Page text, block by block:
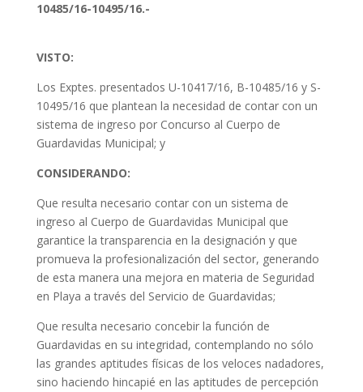
10485/16-10495/16.-
VISTO:
Los Exptes. presentados U-10417/16, B-10485/16 y S-
10495/16 que plantean la necesidad de contar con un
sistema de ingreso por Concurso al Cuerpo de
Guardavidas Municipal; y
CONSIDERANDO:
Que resulta necesario contar con un sistema de
ingreso al Cuerpo de Guardavidas Municipal que
garantice la transparencia en la designación y que
promueva la profesionalización del sector, generando
de esta manera una mejora en materia de Seguridad
en Playa a través del Servicio de Guardavidas;
Que resulta necesario concebir la función de
Guardavidas en su integridad, contemplando no sólo
las grandes aptitudes físicas de los veloces nadadores,
sino haciendo hincapié en las aptitudes de percepción